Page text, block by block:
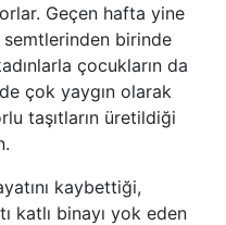
Geçen hafta yine
semtlerinden birinde
çocukların da
çok yaygın olarak
taşıtların üretildiği
kaybettiği,
katlı binayı yok eden